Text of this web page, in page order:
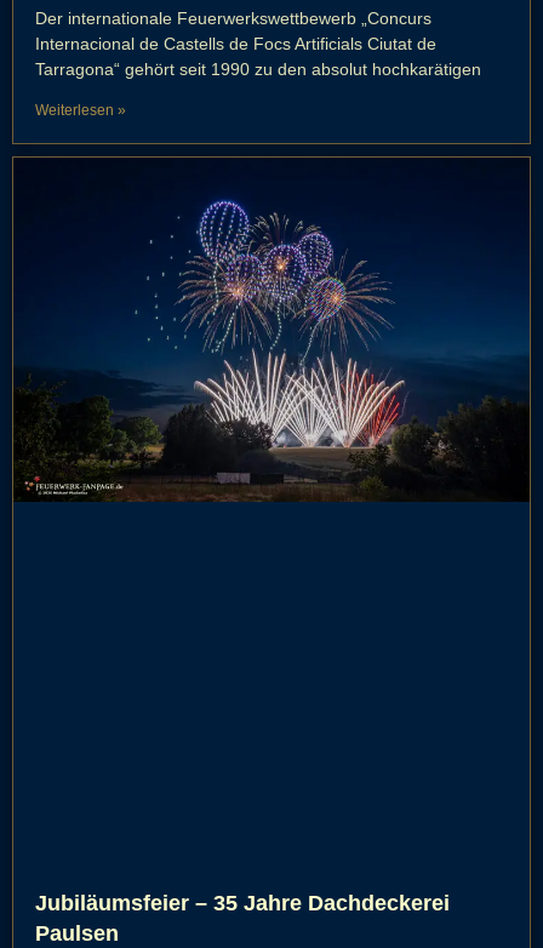
Der internationale Feuerwerkswettbewerb „Concurs
Internacional de Castells de Focs Artificials Ciutat de
Tarragona“ gehört seit 1990 zu den absolut hochkarätigen
Weiterlesen »
Jubiläumsfeier – 35 Jahre Dachdeckerei
Paulsen